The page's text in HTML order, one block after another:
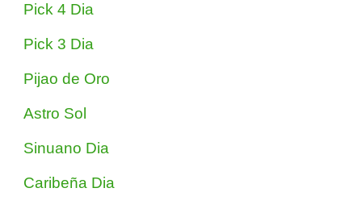
Pick 4 Dia
Pick 3 Dia
Pijao de Oro
Astro Sol
Sinuano Dia
Caribeña Dia